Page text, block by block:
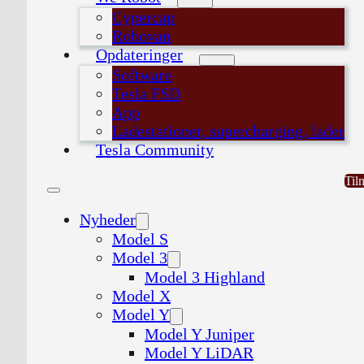
Cypercap
Robovan
Opdateringer
Software
Tesla FSD
App
Ladestationer, supercharging, lader
Tesla Community
Nyheder
Model S
Model 3
Model 3 Highland
Model X
Model Y
Model Y Juniper
Model Y LiDAR